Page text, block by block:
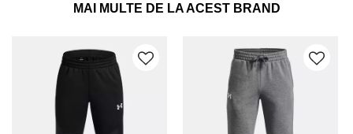
MAI MULTE DE LA ACEST BRAND